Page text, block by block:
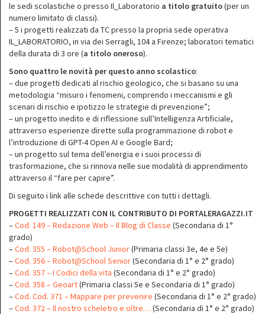
le sedi scolastiche o presso Il_Laboratorio a titolo gratuito(per un
numero limitato di classi).
– 5 i progetti realizzati da TC presso la propria sede operativa
IL_LABORATORIO, in via dei Serragli, 104 a Firenze; laboratori tematici
della durata di 3 ore (a titolo oneroso).
Sono quattro le novità per questo anno scolastico:
– due progetti dedicati al rischio geologico, che si basano su una
metodologia “misuro i fenomeni, comprendo i meccanismi e gli
scenari di rischio e ipotizzo le strategie di prevenzione”;
– un progetto inedito e di riflessione sull’Intelligenza Artificiale,
attraverso esperienze dirette sulla programmazione di robot e
l’introduzione di GPT-4 Open AI e Google Bard;
– un progetto sul tema dell’energia e i suoi processi di
trasformazione, che si rinnova nelle sue modalità di apprendimento
attraverso il “fare per capire”.
Di seguito i link alle schede descrittive con tutti i dettagli.
PROGETTI REALIZZATI CON IL CONTRIBUTO DI PORTALERAGAZZI.IT
–Cod. 149 – Redazione Web – Il Blog di Classe (Secondaria di 1°
grado)
–Cod. 355 – Robot@School Junior(Primaria classi 3e, 4e e 5e)
–Cod. 356 – Robot@School Senior(Secondaria di 1° e 2° grado)
–Cod. 357 – I Codici della vita (Secondaria di 1° e 2° grado)
–Cod. 358 – Geoart(Primaria classi 5e e Secondaria di 1° grado)
–Cod. Cod. 371 – Mappare per prevenire (Secondaria di 1° e 2° grado)
–Cod. 372 – Il nostro scheletro e oltre… (Secondaria di 1° e 2° grado)